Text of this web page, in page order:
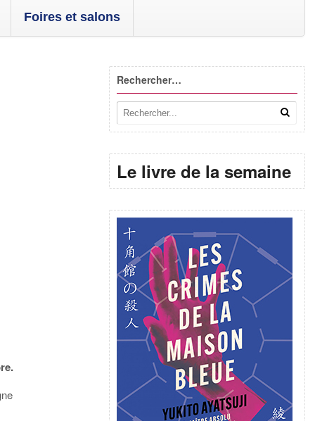
Foires et salons
Rechercher…
Le livre de la semaine